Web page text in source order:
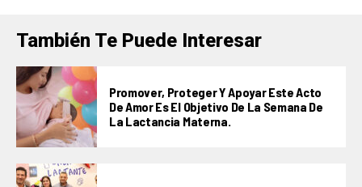
También Te Puede Interesar
Promover, Proteger Y Apoyar Este Acto
De Amor Es El Objetivo De La Semana De
La Lactancia Materna.